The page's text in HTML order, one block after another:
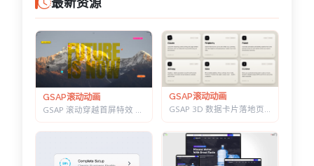
GSAP滚动动画
GSAP 滚动穿越首屏特效 — 标题上下分离，背景图迎面推近的 Y2K 风格
GSAP滚动动画
GSAP 3D 数据卡片落地页 — 滚动分屏动画与鼠标跟随倾斜布局效果